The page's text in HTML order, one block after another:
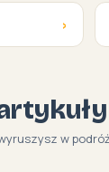
›
w